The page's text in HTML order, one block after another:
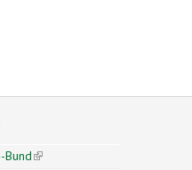
Bund(link is external)